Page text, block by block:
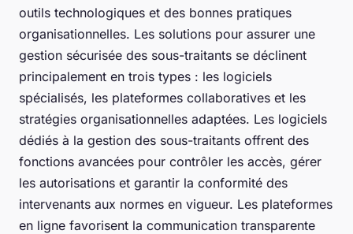
outils technologiques et des bonnes pratiques
organisationnelles. Les solutions pour assurer une
gestion sécurisée des sous-traitants se déclinent
principalement en trois types : les logiciels
spécialisés, les plateformes collaboratives et les
stratégies organisationnelles adaptées. Les logiciels
dédiés à la gestion des sous-traitants offrent des
fonctions avancées pour contrôler les accès, gérer
les autorisations et garantir la conformité des
intervenants aux normes en vigueur. Les plateformes
en ligne favorisent la communication transparente